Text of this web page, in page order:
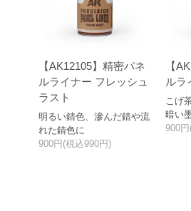
【AK12105】精密パネ
ルライナー フレッシュ
ラスト
明るい錆色、滲んだ錆や流
れた錆色に
900円(税込990円)
【
ルラ
こげ
暗い
900